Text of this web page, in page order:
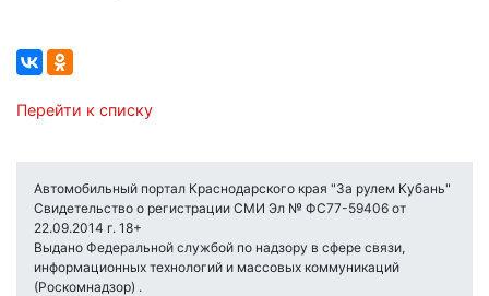
Перейти к списку
Автомобильный портал Краснодарского края "За рулем Кубань"
Свидетельство о регистрации СМИ Эл № ФС77-59406 от
22.09.2014 г. 18+
Выдано Федеральной службой по надзору в сфере связи,
информационных технологий и массовых коммуникаций
(Роскомнадзор) .